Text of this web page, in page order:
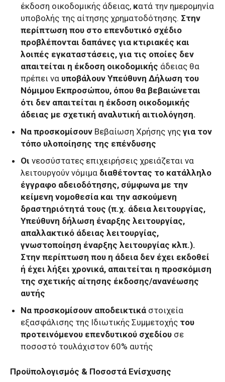
έκδοση οικοδομικής άδειας, κατά την ημερομηνία
υποβολής της αίτησης χρηματοδότησης. Στην
περίπτωση που στο επενδυτικό σχέδιο
προβλέπονται δαπάνες για κτιριακές και
λοιπές εγκαταστάσεις, για τις οποίες δεν
απαιτείται η έκδοση οικοδομικής άδειας θα
πρέπει να υποβάλουν Υπεύθυνη Δήλωση του
Νόμιμου Εκπροσώπου, όπου θα βεβαιώνεται
ότι δεν απαιτείται η έκδοση οικοδομικής
άδειας με σχετική αναλυτική αιτιολόγηση.
Να προσκομίσουν Βεβαίωση Χρήσης γης για τον
τόπο υλοποίησης της επένδυσης
Οι νεοσύστατες επιχειρήσεις χρειάζεται να
λειτουργούν νόμιμα διαθέτοντας το κατάλληλο
έγγραφο αδειοδότησης, σύμφωνα με την
κείμενη νομοθεσία και την ασκούμενη
δραστηριότητά τους (π.χ. άδεια λειτουργίας,
Υπεύθυνη δήλωση έναρξης λειτουργίας,
απαλλακτικό άδειας λειτουργίας,
γνωστοποίηση έναρξης λειτουργίας κλπ.).
Στην περίπτωση που η άδεια δεν έχει εκδοθεί
ή έχει λήξει χρονικά, απαιτείται η προσκόμιση
της σχετικής αίτησης έκδοσης/ανανέωσης
αυτής
Να προσκομίσουν αποδεικτικά στοιχεία
εξασφάλισης της Ιδιωτικής Συμμετοχής του
προτεινόμενου επενδυτικού σχεδίου σε
ποσοστό τουλάχιστον 60% αυτής
Προϋπολογισμός & Ποσοστά Ενίσχυσης